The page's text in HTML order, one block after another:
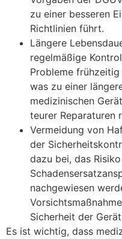
zu einer besseren
Richtlinien führt.
Längere
regelmäßige
Probleme
was zu einer
medizinischen
teurer Reparaturen
Vermeidung von
der
dazu bei, das
nachgewiesen
Sicherheit der
Es ist wichtig, dass